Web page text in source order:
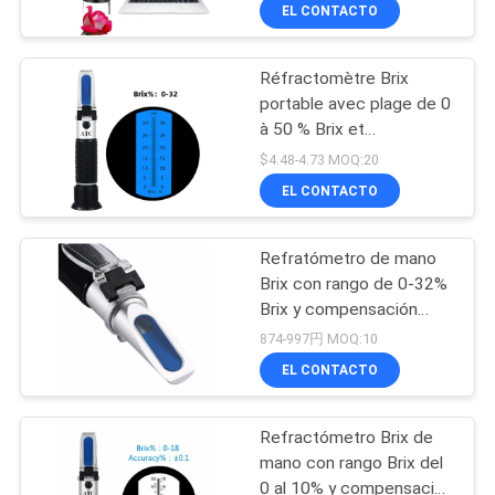
CONTROL
CALIDAD
CONTACTO
NOTICIAS
CASOS
metro de la calidad
del agua
68
Medidor de pH de
Digitaces
Definición
EL CONTACTO
Réfractomètre Brix
portable avec plage de 0
à 50 % Brix et
compensation
automatique de la
température
$4.48-4.73 MOQ:20
EL CONTACTO
Refratómetro de mano
Brix con rango de 0-32%
Brix y compensación
automática de
temperatura para la
medición de SG de
874-997円 MOQ:10
EL CONTACTO
Refractómetro Brix de
mano con rango Brix del
0 al 10% y compensación